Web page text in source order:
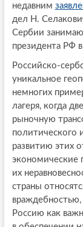
недавним
дел Н.
Сербии
президента РФ
Российско-
уникальное
немногих
лагеря, когда
рыночную
политического
развитию этих
экономические
их
страны
Россию как